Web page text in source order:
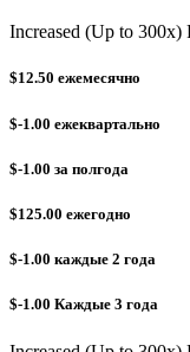
Increased (Up to 300x)
$12.50 ежемесячно
$-1.00 ежеквартально
$-1.00 за полгода
$125.00 ежегодно
$-1.00 каждые 2 года
$-1.00 Каждые 3 года